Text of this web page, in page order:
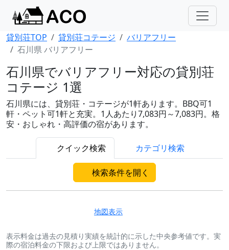
貸別荘TOP 貸別荘コテージ
バリアフリー
石川県 バリアフリー
石川県でバリアフリー対応の貸別荘
コテージ 1選
石川県には、貸別荘・コテージが1軒あります。BBQ可1
軒・ペット可1軒と充実。1人あたり7,083円～7,083円。格
安・おしゃれ・高評価の宿があります。
クイック検索 カテゴリ検索
検索条件を開く
地図表示
表示料金は過去の見積り実績を統計的に示した中央参考値です。実
際の宿泊料金の下限および上限ではありません。